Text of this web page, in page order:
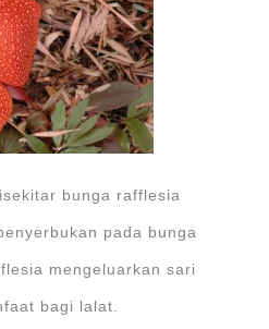
bunga rafflesia
pada bunga
mengeluarkan sari
bagi lalat.